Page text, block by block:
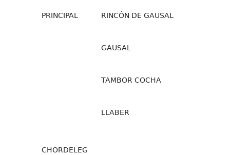
PRINCIPAL RINCÓN DE GAUSAL
GAUSAL
TAMBOR COCHA
CHORDELEG
LLABER